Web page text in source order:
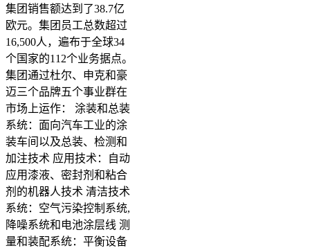
集团销售额达到了38.7亿
欧元。集团员工总数超过
16,500人，遍布于全球34
个国家的112个业务据点。
集团通过杜尔、申克和豪
迈三个品牌五个事业群在
市场上运作： 涂装和总装
系统：面向汽车工业的涂
装车间以及总装、检测和
加注技术 应用技术：自动
应用漆液、密封剂和粘合
剂的机器人技术 清洁技术
系统：空气污染控制系统,
降噪系统和电池涂层线 测
量和装配系统：平衡设备